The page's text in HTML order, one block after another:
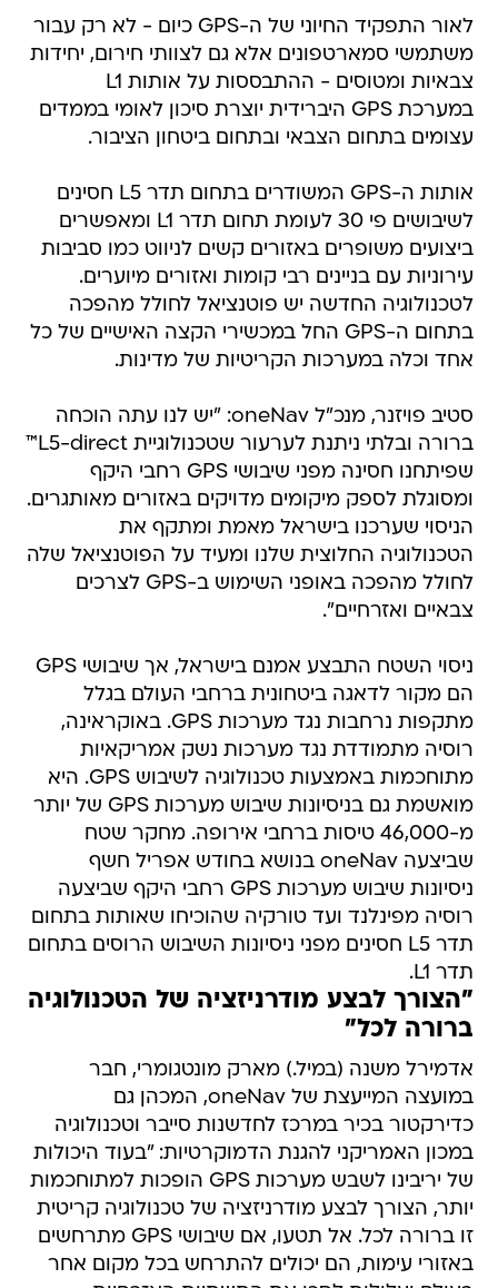
לאור התפקיד החיוני של ה-GPS כיום - לא רק עבור
משתמשי סמארטפונים אלא גם לצוותי חירום, יחידות
צבאיות ומטוסים - ההתבססות על אותות L1
במערכת GPS היברידית יוצרת סיכון לאומי בממדים
עצומים בתחום הצבאי ובתחום ביטחון הציבור.
אותות ה-GPS המשודרים בתחום תדר L5 חסינים
לשיבושים פי 30 לעומת תחום תדר L1 ומאפשרים
ביצועים משופרים באזורים קשים לניווט כמו סביבות
עירוניות עם בניינים רבי קומות ואזורים מיוערים.
לטכנולוגיה החדשה יש פוטנציאל לחולל מהפכה
בתחום ה-GPS החל במכשירי הקצה האישיים של כל
אחד וכלה במערכות הקריטיות של מדינות.
סטיב פויזנר, מנכ"ל oneNav: "יש לנו עתה הוכחה
ברורה ובלתי ניתנת לערעור שטכנולוגיית L5-direct™
שפיתחנו חסינה מפני שיבושי GPS רחבי היקף
ומסוגלת לספק מיקומים מדויקים באזורים מאותגרים.
הניסוי שערכנו בישראל מאמת ומתקף את
הטכנולוגיה החלוצית שלנו ומעיד על הפוטנציאל שלה
לחולל מהפכה באופני השימוש ב-GPS לצרכים
צבאיים ואזרחיים".
ניסוי השטח התבצע אמנם בישראל, אך שיבושי GPS
הם מקור לדאגה ביטחונית ברחבי העולם בגלל
מתקפות נרחבות נגד מערכות GPS. באוקראינה,
רוסיה מתמודדת נגד מערכות נשק אמריקאיות
מתוחכמות באמצעות טכנולוגיה לשיבוש GPS. היא
מואשמת גם בניסיונות שיבוש מערכות GPS של יותר
מ-46,000 טיסות ברחבי אירופה. מחקר שטח
שביצעה oneNav בנושא בחודש אפריל חשף
ניסיונות שיבוש מערכות GPS רחבי היקף שביצעה
רוסיה מפינלנד ועד טורקיה שהוכיחו שאותות בתחום
תדר L5 חסינים מפני ניסיונות השיבוש הרוסים בתחום
תדר L1.
"הצורך לבצע מודרניזציה של הטכנולוגיה
ברורה לכל"
אדמירל משנה (במיל.) מארק מונטגומרי, חבר
במועצה המייעצת של oneNav, המכהן גם
כדירקטור בכיר במרכז לחדשנות סייבר וטכנולוגיה
במכון האמריקני להגנת הדמוקרטיות: "בעוד היכולות
של יריבינו לשבש מערכות GPS הופכות למתוחכמות
יותר, הצורך לבצע מודרניזציה של טכנולוגיה קריטית
זו ברורה לכל. אל תטעו, אם שיבושי GPS מתרחשים
באזורי עימות, הם יכולים להתרחש בכל מקום אחר